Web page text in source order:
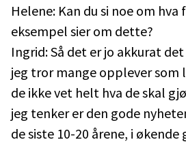
Helene: Kan du si noe om
eksempel sier om dette?
Ingrid: Så det er jo akkurat
jeg tror mange opplever
de ikke vet helt hva de skal
jeg tenker er den gode
de siste 10-20 årene, i